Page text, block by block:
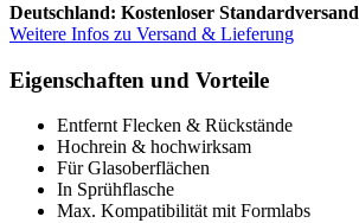
Deutschland: Kostenloser Standardversand
Weitere Infos zu Versand & Lieferung
Eigenschaften und Vorteile
Entfernt Flecken & Rückstände
Hochrein & hochwirksam
Für Glasoberflächen
In Sprühflasche
Max. Kompatibilität mit Formlabs